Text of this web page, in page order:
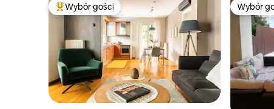
Najpopularniejsze z kategorii Wybór gości
Wybór gości Wybór
Wybór